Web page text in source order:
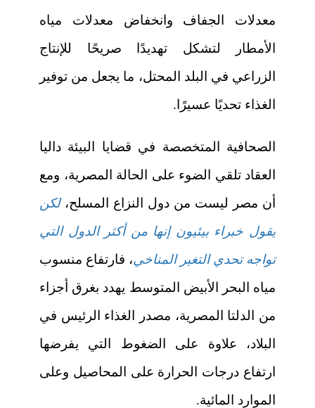
معدلات الجفاف وانخفاض معدلات مياه
الأمطار لتشكل تهديدًا صريحًا للإنتاج
الزراعي في البلد المحتل، ما يجعل من توفير
الغذاء تحديًا عسيرًا.
الصحافية المتخصصة في قضايا البيئة داليا
العقاد تلقي الضوء على الحالة المصرية، ومع
أن مصر ليست من دول النزاع المسلح،لكن
يقول خبراء بيئيون إنها من أكثر الدول التي
تواجه تحدي التغير المناخي، فارتفاع منسوب
مياه البحر الأبيض المتوسط يهدد بغرق أجزاء
من الدلتا المصرية، مصدر الغذاء الرئيس في
البلاد، علاوة على الضغوط التي يفرضها
ارتفاع درجات الحرارة على المحاصيل وعلى
الموارد المائية.